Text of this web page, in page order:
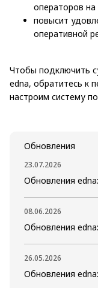
операторов
повысит
оперативной
Чтобы подключить
edna, обратитесь к
настроим систему
Обновления
23.07.2026
Обновления
08.06.2026
Обновления
26.05.2026
Обновления